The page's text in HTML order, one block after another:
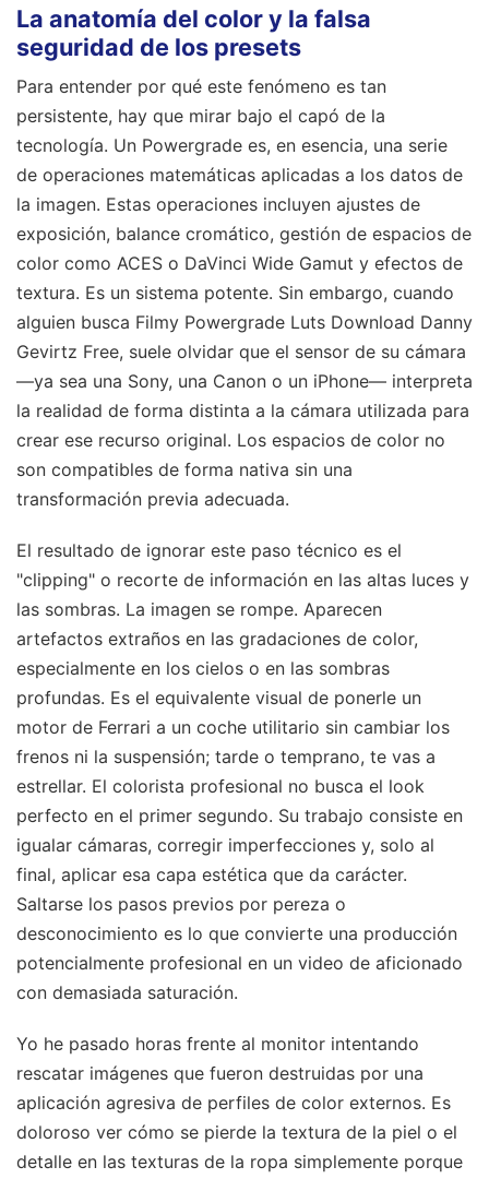
La anatomía del color y la falsa
seguridad de los presets
Para entender por qué este fenómeno es tan
persistente, hay que mirar bajo el capó de la
tecnología. Un Powergrade es, en esencia, una serie
de operaciones matemáticas aplicadas a los datos de
la imagen. Estas operaciones incluyen ajustes de
exposición, balance cromático, gestión de espacios de
color como ACES o DaVinci Wide Gamut y efectos de
textura. Es un sistema potente. Sin embargo, cuando
alguien busca Filmy Powergrade Luts Download Danny
Gevirtz Free, suele olvidar que el sensor de su cámara
—ya sea una Sony, una Canon o un iPhone— interpreta
la realidad de forma distinta a la cámara utilizada para
crear ese recurso original. Los espacios de color no
son compatibles de forma nativa sin una
transformación previa adecuada.
El resultado de ignorar este paso técnico es el
"clipping" o recorte de información en las altas luces y
las sombras. La imagen se rompe. Aparecen
artefactos extraños en las gradaciones de color,
especialmente en los cielos o en las sombras
profundas. Es el equivalente visual de ponerle un
motor de Ferrari a un coche utilitario sin cambiar los
frenos ni la suspensión; tarde o temprano, te vas a
estrellar. El colorista profesional no busca el look
perfecto en el primer segundo. Su trabajo consiste en
igualar cámaras, corregir imperfecciones y, solo al
final, aplicar esa capa estética que da carácter.
Saltarse los pasos previos por pereza o
desconocimiento es lo que convierte una producción
potencialmente profesional en un video de aficionado
con demasiada saturación.
Yo he pasado horas frente al monitor intentando
rescatar imágenes que fueron destruidas por una
aplicación agresiva de perfiles de color externos. Es
doloroso ver cómo se pierde la textura de la piel o el
detalle en las texturas de la ropa simplemente porque